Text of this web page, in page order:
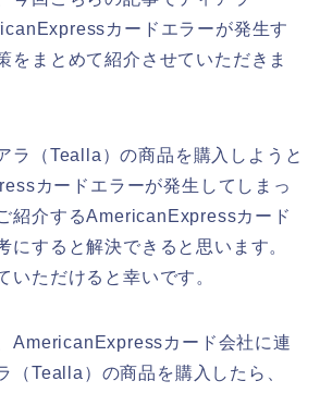
カードエラーが発生す
をまとめて紹介させていただきま
ラ（Tealla）の商品を購入しようと
カードエラーが発生してしまっ
紹介するAmericanExpressカード
にすると解決できると思います。
いただけると幸いです。
AmericanExpressカード会社に連
（Tealla）の商品を購入したら、